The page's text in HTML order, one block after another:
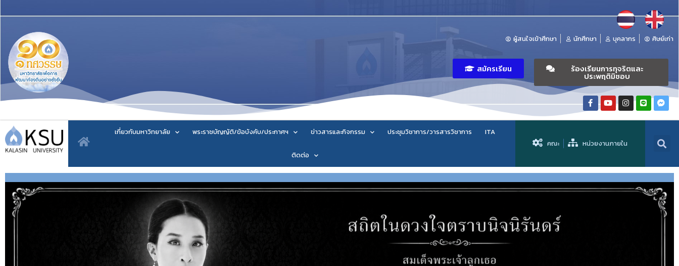
ผู้สนใจเข้าศึกษา นักศึกษา บุคลากร ศิษย์เก่า
สมัครเรียน ร้องเรียนการทุจริตและ
ประพฤติมิชอบ
เกี่ยวกับมหาวิทยาลัย พระราชบัญญัติ/ข้อบังคับ/ประกาศฯ ข่าวสารและกิจกรรม ประชุมวิชาการ/วารสารวิชาการ ITA
ติดต่อ
คณะ หน่วยงานภายใน